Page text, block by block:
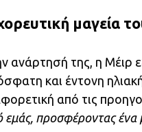
μαγεία
ανάρτησή της, η Μέιρ
και έντονη
από τις
εμάς, προσφέροντας ένα